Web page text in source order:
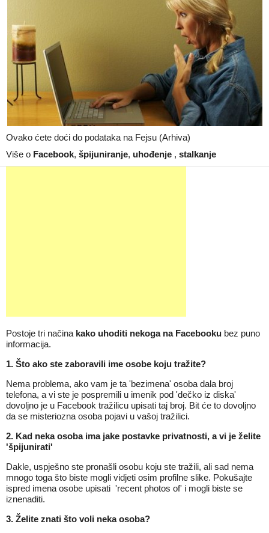
Ovako ćete doći do podataka na Fejsu (Arhiva)
Više o Facebook, špijuniranje, uhođenje , stalkanje
Postoje tri načina kako uhoditi nekoga na Facebooku bez puno
informacija.
1. Što ako ste zaboravili ime osobe koju tražite?
Nema problema, ako vam je ta 'bezimena' osoba dala broj
telefona, a vi ste je pospremili u imenik pod 'dečko iz diska'
dovoljno je u Facebook tražilicu upisati taj broj. Bit će to dovoljno
da se misteriozna osoba pojavi u vašoj tražilici.
2. Kad neka osoba ima jake postavke privatnosti, a vi je želite
'špijunirati'
Dakle, uspješno ste pronašli osobu koju ste tražili, ali sad nema
mnogo toga što biste mogli vidjeti osim profilne slike. Pokušajte
ispred imena osobe upisati 'recent photos of' i mogli biste se
iznenaditi.
3. Želite znati što voli neka osoba?